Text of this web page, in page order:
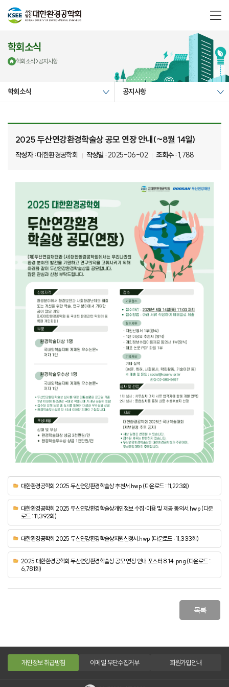
메
뉴
학회소식
학회소식>공지사항
학회소식 공지사항
2025 두산연강환경학술상 공모 연장 안내(~8월 14일)
작성자 :대한환경공학회 작성일 : 2025-06-02 조회수 : 1,788
대한환경공학회 2025 두산연강환경학술상 추천서.hwp (다운로드 : 11,223회)
대한환경공학회 2025 두산연강환경학술상개인정보 수집·이용 및 제공 동의서.hwp (다운
로드 : 11,392회)
대한환경공학회 2025 두산연강환경학술상지원신청서.hwp (다운로드 : 11,333회)
2025 대한환경공학회 두산연강환경학술상 공모 연장 안내 포스터 8.14 .png (다운로드 :
6,781회)
목록
개인정보 취급방침 이메일 무단수집거부 회원가입안내